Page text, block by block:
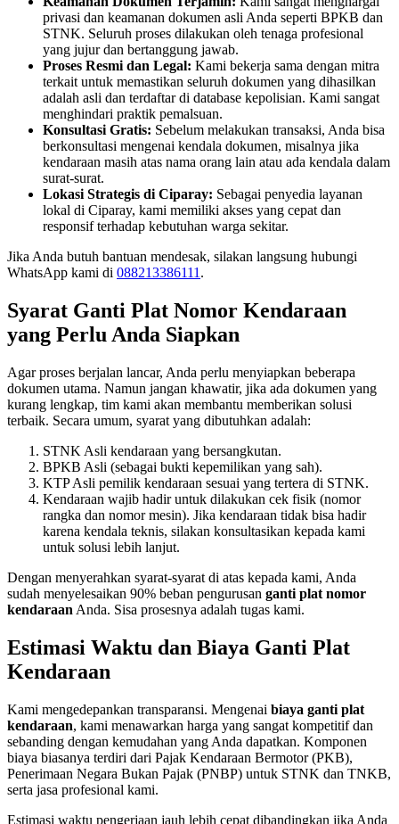
privasi dan keamanan dokumen asli Anda seperti BPKB dan
STNK. Seluruh proses dilakukan oleh tenaga profesional
yang jujur dan bertanggung jawab.
Proses Resmi dan Legal: Kami bekerja sama dengan mitra
terkait untuk memastikan seluruh dokumen yang dihasilkan
adalah asli dan terdaftar di database kepolisian. Kami sangat
menghindari praktik pemalsuan.
Konsultasi Gratis: Sebelum melakukan transaksi, Anda bisa
berkonsultasi mengenai kendala dokumen, misalnya jika
kendaraan masih atas nama orang lain atau ada kendala dalam
surat-surat.
Lokasi Strategis di Ciparay: Sebagai penyedia layanan
lokal di Ciparay, kami memiliki akses yang cepat dan
responsif terhadap kebutuhan warga sekitar.
Jika Anda butuh bantuan mendesak, silakan langsung hubungi
WhatsApp kami di 088213386111.
Syarat Ganti Plat Nomor Kendaraan
yang Perlu Anda Siapkan
Agar proses berjalan lancar, Anda perlu menyiapkan beberapa
dokumen utama. Namun jangan khawatir, jika ada dokumen yang
kurang lengkap, tim kami akan membantu memberikan solusi
terbaik. Secara umum, syarat yang dibutuhkan adalah:
STNK Asli kendaraan yang bersangkutan.
BPKB Asli (sebagai bukti kepemilikan yang sah).
KTP Asli pemilik kendaraan sesuai yang tertera di STNK.
Kendaraan wajib hadir untuk dilakukan cek fisik (nomor
rangka dan nomor mesin). Jika kendaraan tidak bisa hadir
karena kendala teknis, silakan konsultasikan kepada kami
untuk solusi lebih lanjut.
Dengan menyerahkan syarat-syarat di atas kepada kami, Anda
sudah menyelesaikan 90% beban pengurusan ganti plat nomor
kendaraan Anda. Sisa prosesnya adalah tugas kami.
Estimasi Waktu dan Biaya Ganti Plat
Kendaraan
Kami mengedepankan transparansi. Mengenai biaya ganti plat
kendaraan, kami menawarkan harga yang sangat kompetitif dan
sebanding dengan kemudahan yang Anda dapatkan. Komponen
biaya biasanya terdiri dari Pajak Kendaraan Bermotor (PKB),
Penerimaan Negara Bukan Pajak (PNBP) untuk STNK dan TNKB,
serta jasa profesional kami.
Estimasi waktu pengerjaan jauh lebih cepat dibandingkan jika Anda